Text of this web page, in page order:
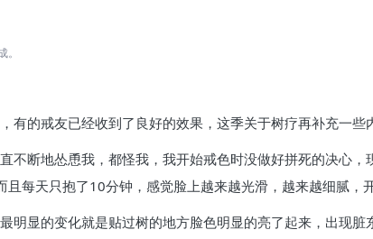
有的戒友已经收到了良好的效果，这季关于树疗再补充一些
不断地怂恿我，都怪我，我开始戒色时没做好拼死的决心
每天只抱了10分钟，感觉脸上越来越光滑，越来越细腻，
明显的变化就是贴过树的地方脸色明显的亮了起来，出现